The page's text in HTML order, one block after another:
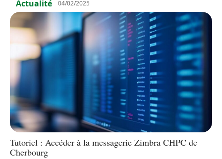
Actualité 04/02/2025
Tutoriel : Accéder à la messagerie Zimbra CHPC de
Cherbourg